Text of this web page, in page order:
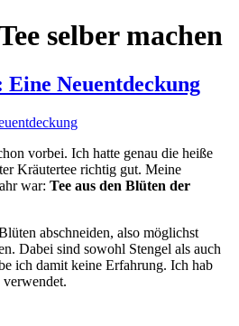
selber machen
Neuentdeckung
vorbei. Ich hatte genau die heiße
Kräutertee richtig gut. Meine
war: Tee aus den Blüten der
abschneiden, also möglichst
Dabei sind sowohl Stengel als auch
ich damit keine Erfahrung. Ich hab